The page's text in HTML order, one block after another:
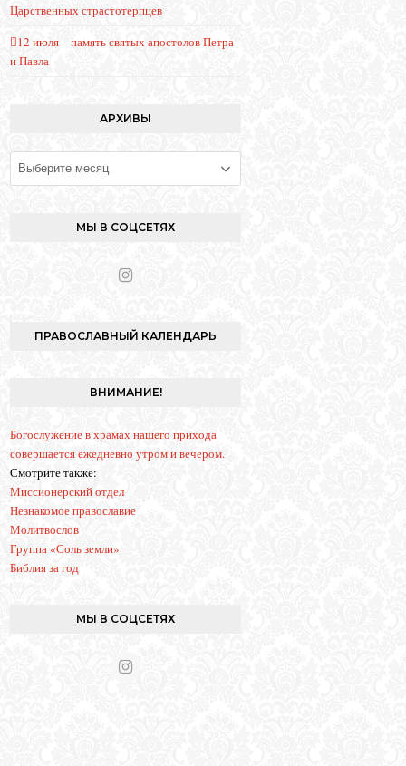
Царственных страстотерпцев
12 июля – память святых апостолов Петра
и Павла
АРХИВЫ
Архивы
МЫ В СОЦСЕТЯХ
I
t
a
ПРАВОСЛАВНЫЙ КАЛЕНДАРЬ
ВНИМАНИЕ!
Богослужение в храмах нашего прихода
совершается ежедневно утром и вечером.
Смотрите также:
Миссионерский отдел
Незнакомое православие
Молитвослов
Группа «Соль земли»
Библия за год
МЫ В СОЦСЕТЯХ
I